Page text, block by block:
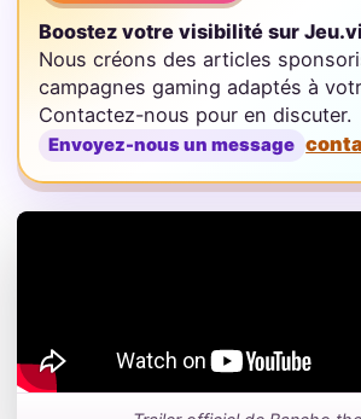
Boostez votre visibilité sur
Nous créons des articles
campagnes gaming adaptés à
Contactez-nous pour en discuter.
Envoyez-nous un message